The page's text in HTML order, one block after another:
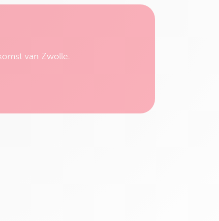
van Zwolle.